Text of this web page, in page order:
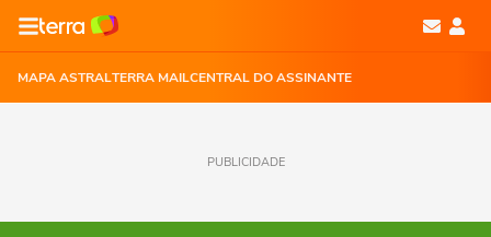
MAPA ASTRALTERRA MAILCENTRAL DO ASSINANTE
PUBLICIDADE